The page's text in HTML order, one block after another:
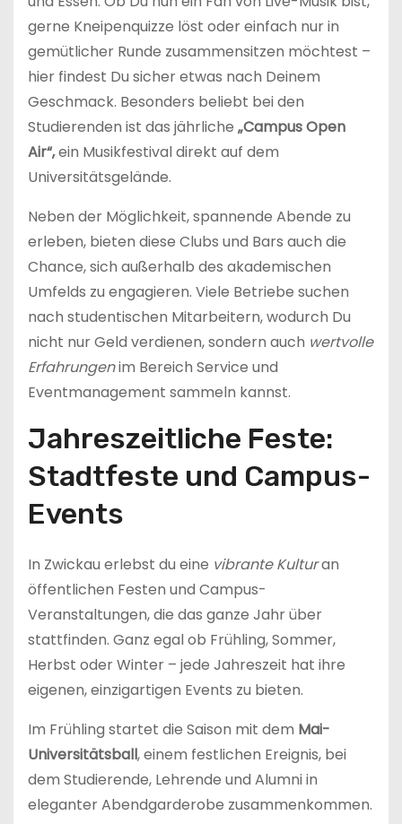
gerne Kneipenquizze löst oder einfach nur in
gemütlicher Runde zusammensitzen möchtest –
hier findest Du sicher etwas nach Deinem
Geschmack. Besonders beliebt bei den
Studierenden ist das jährliche „Campus Open
Air“,ein Musikfestival direkt auf dem
Universitätsgelände.
Neben der Möglichkeit, spannende Abende zu
erleben, bieten diese Clubs und Bars auch die
Chance, sich außerhalb des akademischen
Umfelds zu engagieren. Viele Betriebe suchen
nach studentischen Mitarbeitern, wodurch Du
nicht nur Geld verdienen, sondern auch wertvolle
Erfahrungenim Bereich Service und
Eventmanagement sammeln kannst.
Jahreszeitliche Feste:
Stadtfeste und Campus-
Events
In Zwickau erlebst du eine vibrante Kulturan
öffentlichen Festen und Campus-
Veranstaltungen, die das ganze Jahr über
stattfinden. Ganz egal ob Frühling, Sommer,
Herbst oder Winter – jede Jahreszeit hat ihre
eigenen, einzigartigen Events zu bieten.
Im Frühling startet die Saison mit dem Mai-
Universitätsball, einem festlichen Ereignis, bei
dem Studierende, Lehrende und Alumni in
eleganter Abendgarderobe zusammenkommen.